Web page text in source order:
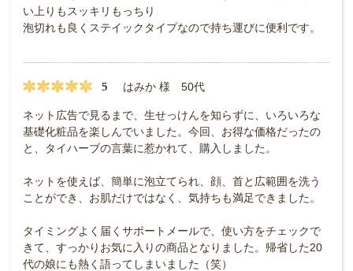
い上りもスッキリもっちり
泡切れも良くステイックタイプなので持ち運びに便利です。
5 はみか 様 50代
ネット広告で見るまで、生せっけんを知らずに、いろいろな
基礎化粧品を楽しんでいました。今回、お得な価格だったの
と、タイハーブの言葉に惹かれて、購入しました。
ネットを使えば、簡単に泡立てられ、顔、首と広範囲を洗う
ことができ、お肌だけではなく、気持ちも満足できました。
タイミングよく届くサポートメールで、使い方をチェックで
きて、すっかりお気に入りの商品となりました。帰省した20
代の娘にも熱く語ってしまいました（笑）